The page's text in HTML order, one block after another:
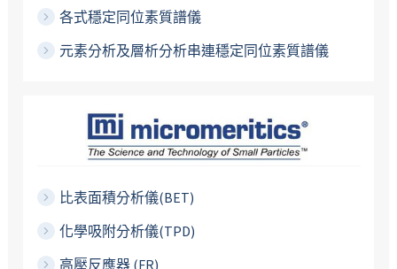
各式穩定同位素質譜儀
元素分析及層析分析串連穩定同位素質譜儀
比表面積分析儀(BET)
化學吸附分析儀(TPD)
高壓反應器 (FR)